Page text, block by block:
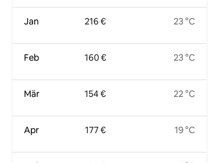
Jan
Feb
Mär
Apr
216 €
160 €
154 €
177 €
23 °C
23 °C
22 °C
19 °C